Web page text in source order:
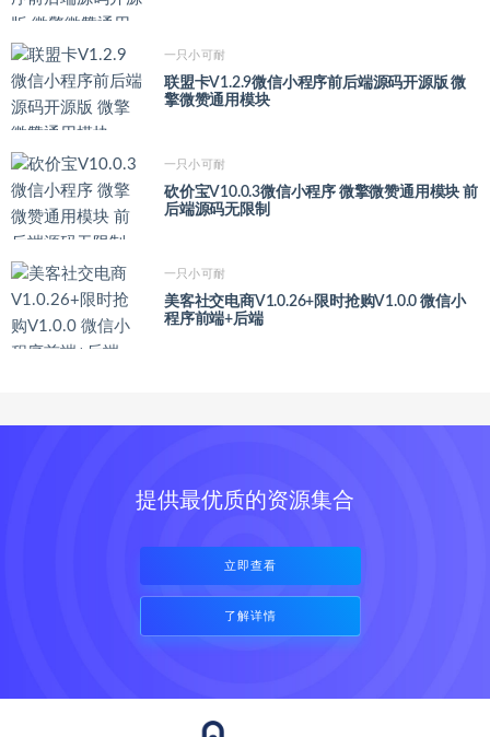
一只小可耐
联盟卡V1.2.9微信小程序前后端源码开源版 微
擎微赞通用模块
一只小可耐
砍价宝V10.0.3微信小程序 微擎微赞通用模块 前
后端源码无限制
一只小可耐
美客社交电商V1.0.26+限时抢购V1.0.0 微信小
程序前端+后端
提供最优质的资源集合
立即查看
了解详情